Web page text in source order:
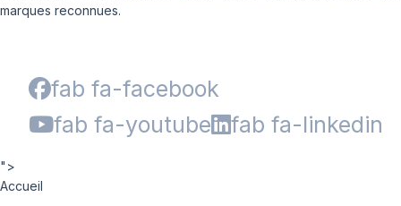
marques reconnues.
fab fa-facebook
fab fa-youtube
fab fa-linkedin
">
Accueil